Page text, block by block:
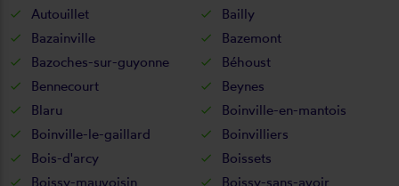
Autouillet
Bailly
Bazainville
Bazemont
Bazoches-sur-guyonne
Béhoust
Bennecourt
Beynes
Blaru
Boinville-en-mantois
Boinville-le-gaillard
Boinvilliers
Bois-d'arcy
Boissets
Boissy-mauvoisin
Boissy-sans-avoir